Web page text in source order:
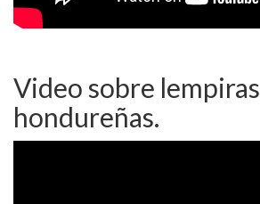
Video sobre lempiras
hondureñas.